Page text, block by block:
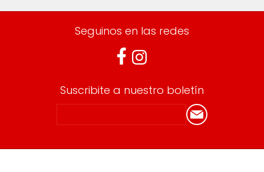
Seguinos en las redes
Suscribite a nuestro boletín